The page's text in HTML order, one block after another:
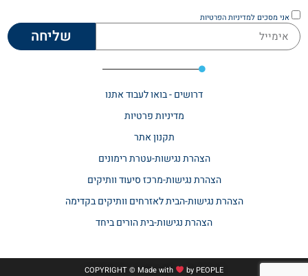
אני מסכים למדיניות הפרטיות
שליחה
דרושים - בואו לעבוד אתנו
מדיניות פרטיות
תקנון אתר​
הצהרת נגישות-עטרת רימונים
הצהרת נגישות-מרכז סיעוד וותיקים
הצהרת נגישות-הבית לאזרחים וותיקים בקדימה
הצהרת נגישות-בית הורים ביחד
COPYRIGHT © Made with by PEOPLE